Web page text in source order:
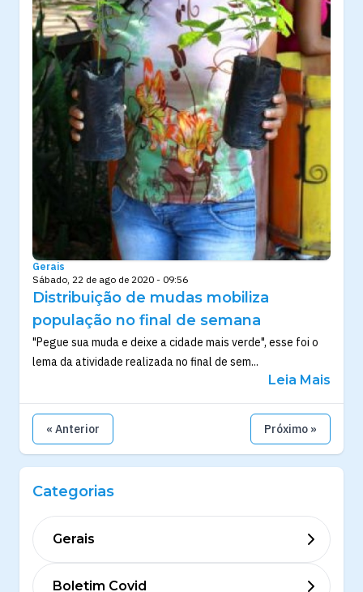
Gerais
Sábado, 22 de ago de 2020 - 09:56
Distribuição de mudas mobiliza
população no final de semana
"Pegue sua muda e deixe a cidade mais verde", esse foi o
lema da atividade realizada no final de sem...
Leia Mais
« Anterior Próximo »
Categorias
Gerais
Boletim Covid